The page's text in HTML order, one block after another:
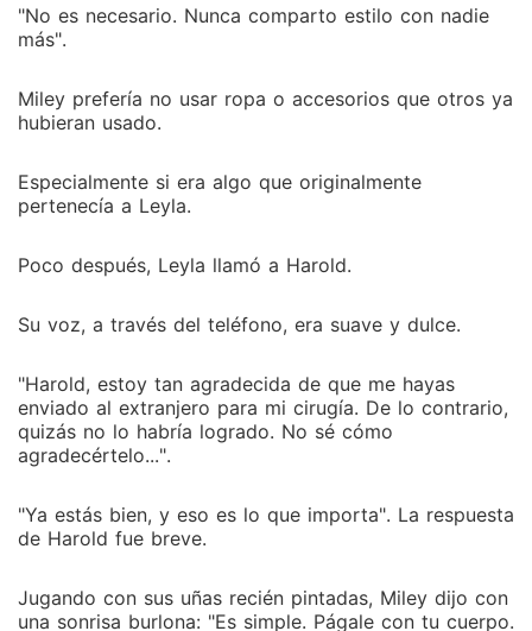
"No es necesario. Nunca comparto estilo con nadie
más".
Miley prefería no usar ropa o accesorios que otros ya
hubieran usado.
Especialmente si era algo que originalmente
pertenecía a Leyla.
Poco después, Leyla llamó a Harold.
Su voz, a través del teléfono, era suave y dulce.
"Harold, estoy tan agradecida de que me hayas
enviado al extranjero para mi cirugía. De lo contrario,
quizás no lo habría logrado. No sé cómo
agradecértelo...".
"Ya estás bien, y eso es lo que importa". La respuesta
de Harold fue breve.
Jugando con sus uñas recién pintadas, Miley dijo con
una sonrisa burlona: "Es simple. Págale con tu cuerpo.